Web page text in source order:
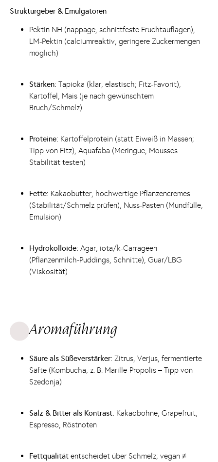
Strukturgeber & Emulgatoren
Pektin NH (nappage, schnittfeste Fruchtauflagen),
LM-Pektin (calciumreaktiv, geringere Zuckermengen
möglich)
Stärken: Tapioka (klar, elastisch; Fitz-Favorit),
Kartoffel, Mais (je nach gewünschtem
Bruch/Schmelz)
Proteine: Kartoffelprotein (statt Eiweiß in Massen;
Tipp von Fitz), Aquafaba (Meringue, Mousses –
Stabilität testen)
Fette: Kakaobutter, hochwertige Pflanzencremes
(Stabilität/Schmelz prüfen), Nuss-Pasten (Mundfülle,
Emulsion)
Hydrokolloide: Agar, iota/k-Carrageen
(Pflanzenmilch-Puddings, Schnitte), Guar/LBG
(Viskosität)
Aromaführung
Säure als Süßeverstärker: Zitrus, Verjus, fermentierte
Säfte (Kombucha, z. B. Marille-Propolis – Tipp von
Szedonja)
Salz & Bitter als Kontrast: Kakaobohne, Grapefruit,
Espresso, Röstnoten
Fettqualität entscheidet über Schmelz; vegan ≠